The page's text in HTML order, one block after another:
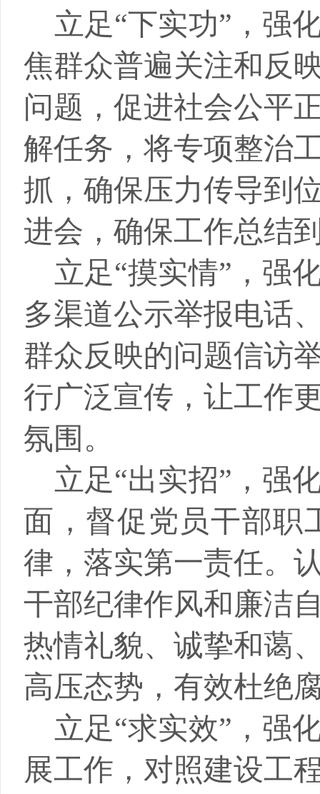
立足“下实功”，强
焦群众普遍关注和反
问题，促进社会公平
解任务，将专项整治
抓，确保压力传导到
进会，确保工作总结
立足“摸实情”，强
多渠道公示举报电话
群众反映的问题信访
行广泛宣传，让工作
氛围。
立足“出实招”，强
面，督促党员干部职
律，落实第一责任。
干部纪律作风和廉洁
热情礼貌、诚挚和蔼
高压态势，有效杜绝
立足“求实效”，强
展工作， 对照建设工